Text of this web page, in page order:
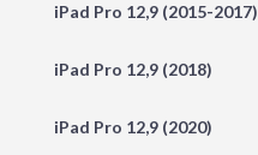
iPad Pro 12,9 (2015-2017)
iPad Pro 12,9 (2018)
iPad Pro 12,9 (2020)